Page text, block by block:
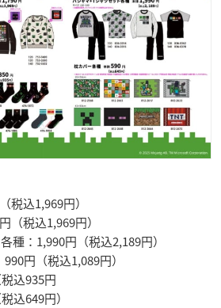
税込1,969円）
（税込1,969円）
種：1,990円（税込2,189円）
円（税込1,089円）
込935円
込649円）